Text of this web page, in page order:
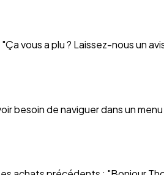
vous a plu ? Laissez-nous un
besoin de naviguer dans un